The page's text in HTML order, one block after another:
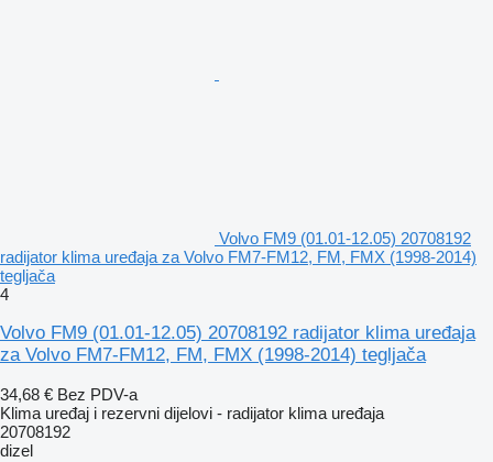
Volvo FM9 (01.01-12.05) 20708192
radijator klima uređaja za Volvo FM7-FM12, FM, FMX (1998-2014)
tegljača
4
Volvo FM9 (01.01-12.05) 20708192 radijator klima uređaja
za Volvo FM7-FM12, FM, FMX (1998-2014) tegljača
34,68 € Bez PDV-a
Klima uređaj i rezervni dijelovi - radijator klima uređaja
20708192
dizel